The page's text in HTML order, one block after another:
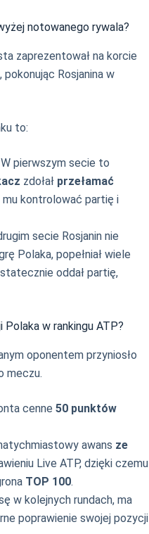
notowanego rywala?
zaprezentował na korcie
pokonując Rosjanina w
to:
W pierwszym secie to
zdołał przełamać
mu kontrolować partię i
secie Rosjanin nie
Polaka, popełniał wiele
oddał partię,
w rankingu ATP?
oponentem przyniosło
meczu.
cenne 50 punktów
awans ze
Live ATP, dzięki czemu
TOP 100.
w kolejnych rundach, ma
poprawienie swojej pozycji